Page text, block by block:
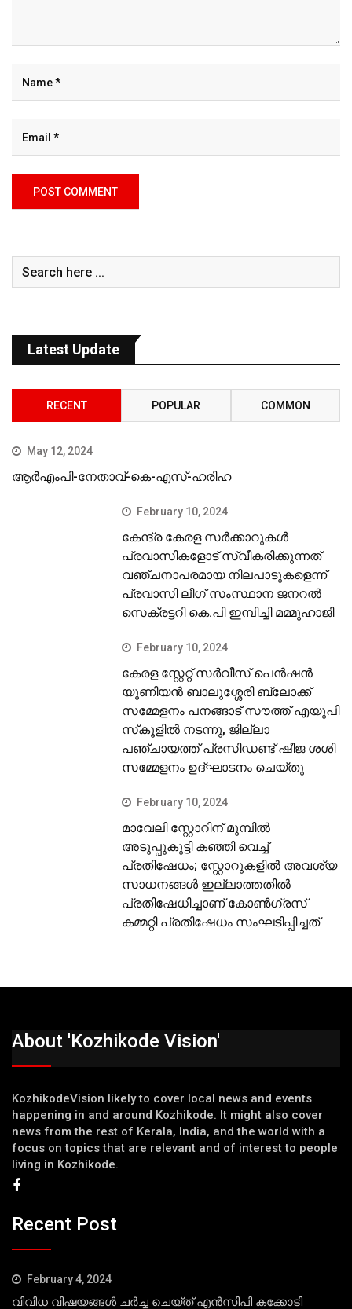
Latest Update
RECENT POPULAR COMMON
May 12, 2024
ആർഎംപി-നേതാവ്-കെ-എസ്-ഹരിഹ
February 10, 2024
കേന്ദ്ര കേരള സര്‍ക്കാറുകള്‍
പ്രവാസികളോട് സ്വീകരിക്കുന്നത്
വഞ്ചനാപരമായ നിലപാടുകളെന്ന്
പ്രവാസി ലീഗ് സംസ്ഥാന ജനറല്‍
സെക്രട്ടറി കെ.പി ഇമ്പിച്ചി മമ്മുഹാജി
February 10, 2024
കേരള സ്റ്റേറ്റ് സര്‍വീസ് പെന്‍ഷന്‍
യൂണിയന്‍ ബാലുശ്ശേരി ബ്ലോക്ക്
സമ്മേളനം പനങ്ങാട് സൗത്ത് എയുപി
സ്‌കൂളില്‍ നടന്നു, ജില്ലാ
പഞ്ചായത്ത് പ്രസിഡണ്ട് ഷീജ ശശി
സമ്മേളനം ഉദ്ഘാടനം ചെയ്തു
February 10, 2024
മാവേലി സ്റ്റോറിന് മുമ്പില്‍
അടുപ്പുകുട്ടി കഞ്ഞി വെച്ച്
പ്രതിഷേധം; സ്റ്റോറുകളില്‍ അവശ്യ
സാധനങ്ങള്‍ ഇല്ലാത്തതില്‍
പ്രതിഷേധിച്ചാണ് കോണ്‍ഗ്രസ്
കമ്മറ്റി പ്രതിഷേധം സംഘടിപ്പിച്ചത്
About 'Kozhikode Vision'
KozhikodeVision likely to cover local news and events
happening in and around Kozhikode. It might also cover
news from the rest of Kerala, India, and the world with a
focus on topics that are relevant and of interest to people
living in Kozhikode.
Recent Post
February 4, 2024
വിവിധ വിഷയങ്ങള്‍ ചര്‍ച്ച ചെയ്ത് എന്‍സിപി കക്കോടി